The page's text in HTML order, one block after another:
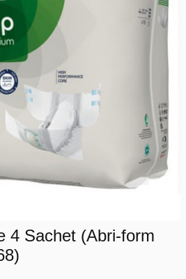
4 Sachet (Abri-form